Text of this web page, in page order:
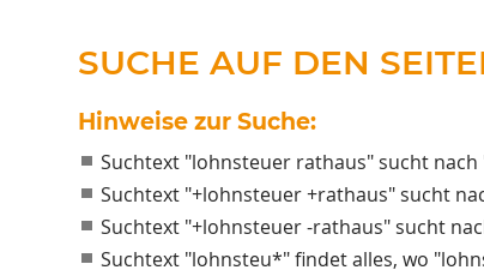
SUCHE AUF DEN
Hinweise zur Suche:
Suchtext "lohnsteuer rathaus" sucht
Suchtext "+lohnsteuer +rathaus" sucht
Suchtext "+lohnsteuer -rathaus" sucht
Suchtext "lohnsteu*" findet alles, wo